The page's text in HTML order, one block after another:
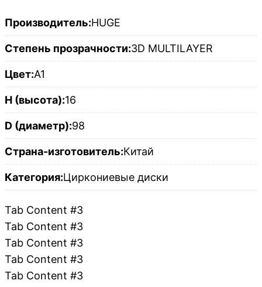
Производитель:HUGE
Степень прозрачности:3D MULTILAYER
Цвет:A1
H (высота):16
D (диаметр):98
Страна-изготовитель:Китай
Категория:Циркониевые диски
Tab Content #3
Tab Content #3
Tab Content #3
Tab Content #3
Tab Content #3